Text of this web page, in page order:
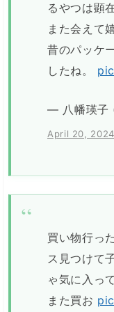
るやつは顕
また会えて
昔のパッケ
したね。
— 八幡瑛子
April 20, 2024
買い物行っ
ス見つけて
ゃ気に入っ
また買お